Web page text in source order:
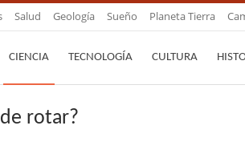
Salud Geología Sueño Planeta Tierra
CIENCIA TECNOLOGÍA CULTURA
rotar?